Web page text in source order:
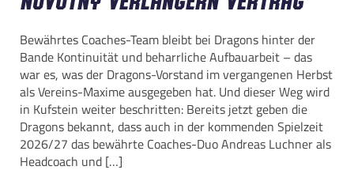
Bewährtes Coaches-Team bleibt bei Dragons hinter der
Bande Kontinuität und beharrliche Aufbauarbeit – das
war es, was der Dragons-Vorstand im vergangenen Herbst
als Vereins-Maxime ausgegeben hat. Und dieser Weg wird
in Kufstein weiter beschritten: Bereits jetzt geben die
Dragons bekannt, dass auch in der kommenden Spielzeit
2026/27 das bewährte Coaches-Duo Andreas Luchner als
Headcoach und […]